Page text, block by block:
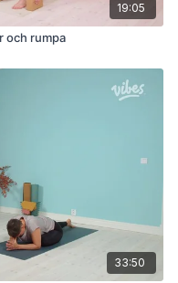
19:05
och rumpa
33:50